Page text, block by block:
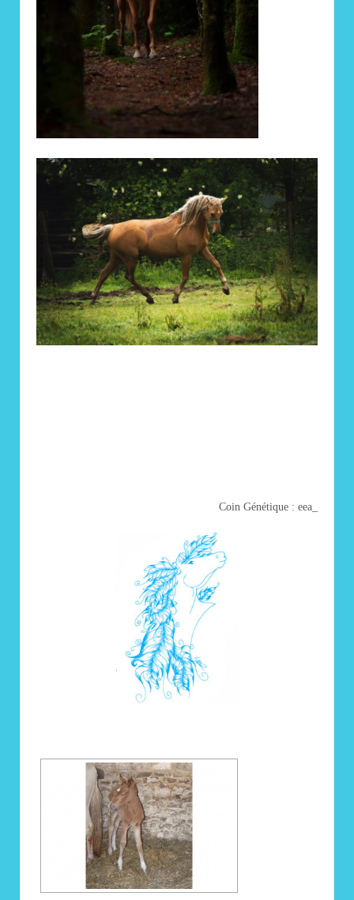
Coin Génétique : eea_